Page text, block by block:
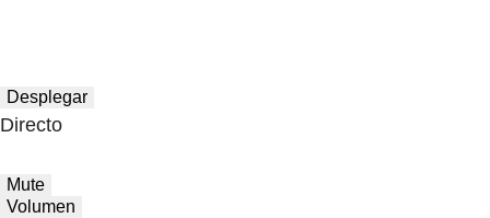
Desplegar
Directo
Mute
Volumen